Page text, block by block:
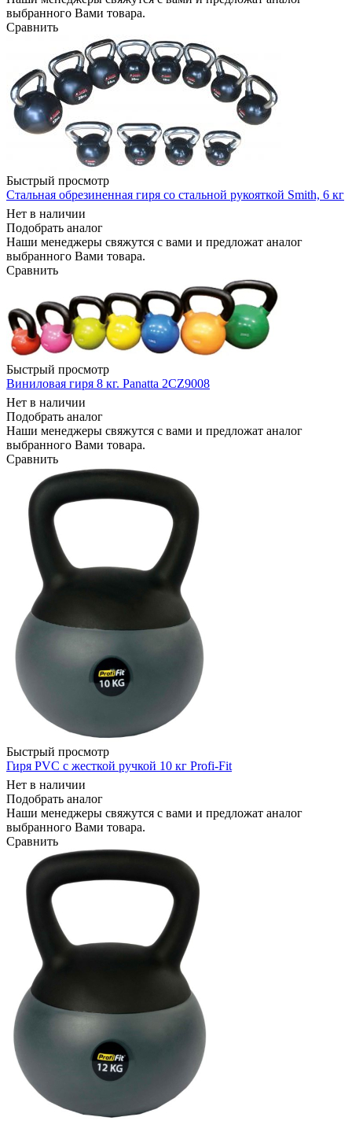
выбранного Вами товара.
Сравнить
Быстрый просмотр
Стальная обрезиненная гиря со стальной рукояткой Smith, 6 кг
Нет в наличии
Подобрать аналог
Наши менеджеры свяжутся с вами и предложат аналог
выбранного Вами товара.
Сравнить
Быстрый просмотр
Виниловая гиря 8 кг. Panatta 2CZ9008
Нет в наличии
Подобрать аналог
Наши менеджеры свяжутся с вами и предложат аналог
выбранного Вами товара.
Сравнить
Быстрый просмотр
Гиря PVC с жесткой ручкой 10 кг Profi-Fit
Нет в наличии
Подобрать аналог
Наши менеджеры свяжутся с вами и предложат аналог
выбранного Вами товара.
Сравнить